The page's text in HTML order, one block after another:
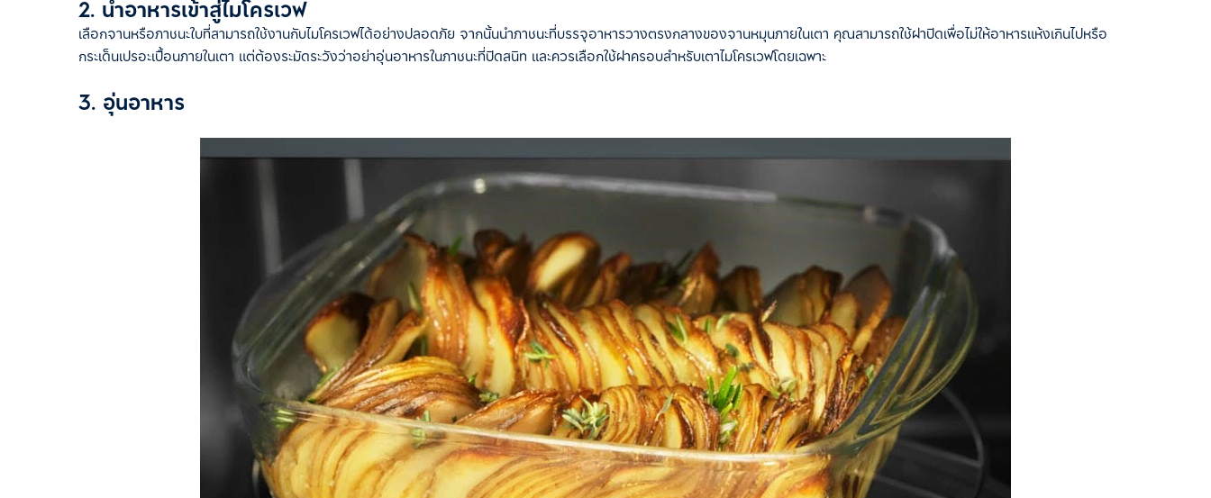
2. นำอาหารเข้าสู่ไมโครเวฟ
เลือกจานหรือภาชนะใบที่สามารถใช้งานกับไมโครเวฟได้อย่างปลอดภัย จากนั้นนำภาชนะที่บรรจุอาหารวางตรงกลางของจานหมุนภายในเตา คุณสามารถใช้ฝาปิดเพื่อไม่ให้อาหารแห้งเกินไปหรือ
กระเด็นเปรอะเปื้อนภายในเตา แต่ต้องระมัดระวังว่าอย่าอุ่นอาหารในภาชนะที่ปิดสนิท และควรเลือกใช้ฝาครอบสำหรับเตาไมโครเวฟโดยเฉพาะ
3. อุ่นอาหาร